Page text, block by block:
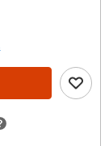
場経験をもと
っています。
けれど購入でき
など、購入・売
寧に対応。資金
てサポートいた
ートもご用意し